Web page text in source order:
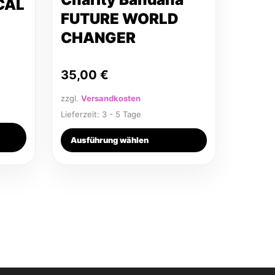
zzgl. Versandkosten
Lieferzeit: 3 - 5 Tage
FUTURE WORLD
CHANGER
35,00 €
Ausführung wählen
Produktseite
gewählt
werden